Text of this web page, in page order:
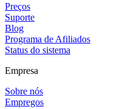
Preços
Suporte
Blog
Programa de Afiliados
Status do sistema
Empresa
Sobre nós
Empregos